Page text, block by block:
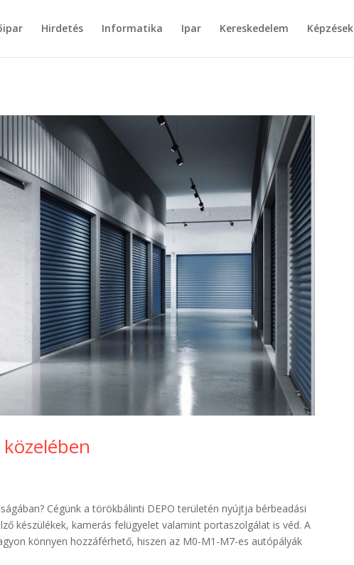
Hirdetés Informatika Ipar Kereskedelem Képzések
Cégünk a törökbálinti DEPO területén nyújtja bérbeadási
készülékek, kamerás felügyelet valamint portaszolgálat is véd. A
könnyen hozzáférhető, hiszen az M0-M1-M7-es autópályák